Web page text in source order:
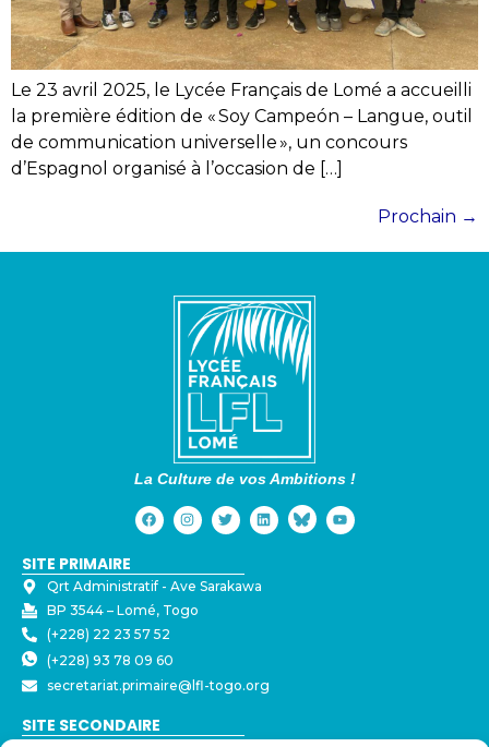
Le 23 avril 2025, le Lycée Français de Lomé a accueilli
la première édition de « Soy Campeón – Langue, outil
de communication universelle », un concours
d’Espagnol organisé à l’occasion de […]
Prochain →
La Culture de vos Ambitions !
SITE PRIMAIRE
Qrt Administratif - ⁠Ave Sarakawa
BP 3544 – Lomé, Togo
(+228) 22 23 57 52
(+228) 93 78 09 60
secretariat.primaire@lfl-togo.org
SITE SECONDAIRE